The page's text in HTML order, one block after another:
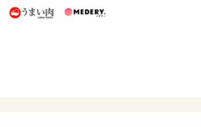
うまいパン うまい肉